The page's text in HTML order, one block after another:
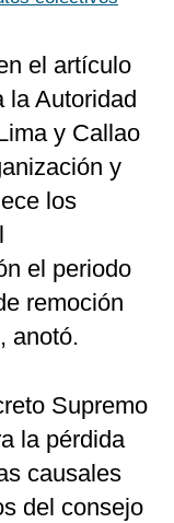
el artículo
la Autoridad
y Callao
y
los
el periodo
remoción
anotó.
Supremo
la pérdida
causales
del consejo